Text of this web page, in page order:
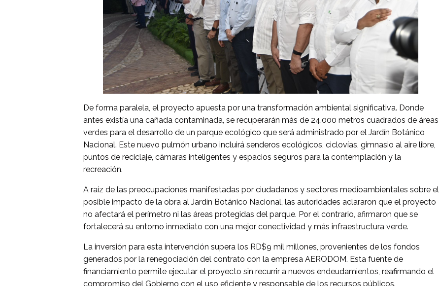
De forma paralela, el proyecto apuesta por una transformación ambiental significativa. Donde
antes existía una cañada contaminada, se recuperarán más de 24,000 metros cuadrados de áreas
verdes para el desarrollo de un parque ecológico que será administrado por el Jardín Botánico
Nacional. Este nuevo pulmón urbano incluirá senderos ecológicos, ciclovías, gimnasio al aire libre,
puntos de reciclaje, cámaras inteligentes y espacios seguros para la contemplación y la
recreación.
A raíz de las preocupaciones manifestadas por ciudadanos y sectores medioambientales sobre el
posible impacto de la obra al Jardín Botánico Nacional, las autoridades aclararon que el proyecto
no afectará el perímetro ni las áreas protegidas del parque. Por el contrario, afirmaron que se
fortalecerá su entorno inmediato con una mejor conectividad y más infraestructura verde.
La inversión para esta intervención supera los RD$9 mil millones, provenientes de los fondos
generados por la renegociación del contrato con la empresa AERODOM. Esta fuente de
financiamiento permite ejecutar el proyecto sin recurrir a nuevos endeudamientos, reafirmando el
compromiso del Gobierno con el uso eficiente y responsable de los recursos públicos.